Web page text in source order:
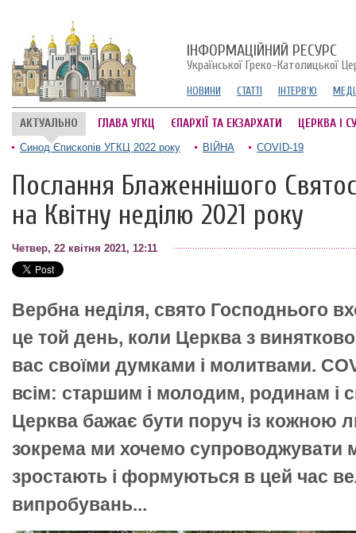
ІНФОРМАЦІЙНИЙ РЕСУРС
Української Греко-Католицької
НОВИНИ СТАТТІ ІНТЕРВ'Ю
АКТУАЛЬНО ГЛАВА УГКЦ ЄПАРХІЇ ТА ЕКЗАРХАТИ ЦЕРКВА І
Синод Єпископів УГКЦ 2022 року ВІЙНА COVID-19
Послання Блаженнішого
на Квітну неділю 2021 року
Четвер, 22 квітня 2021, 12:11
Вербна неділя, свято Господнього
це той день, коли Церква з
вас своїми думками і молитвами.
всім: старшим і молодим, родинам і
Церква бажає бути поруч із кожною
зокрема ми хочемо супроводжувати
зростають і формуються в цей час
випробувань...